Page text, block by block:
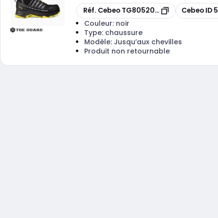
Copier
Réf. Cebeo TG8052041 Copier
Cebeo ID
Couleur: noir
Type: chaussure
Modèle: Jusqu’aux chevilles
Produit non retournable